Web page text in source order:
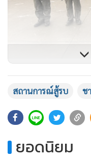
กล้อง 155 มม. 52 คาลิ
เป้าหมายและทำลายระ
(MLRS)ของกัมพูชา ซึ่ง
พระวิหาร ประเทศกัมพูชา
สถานการณ์สู้รบ ช
ยอดนิยม